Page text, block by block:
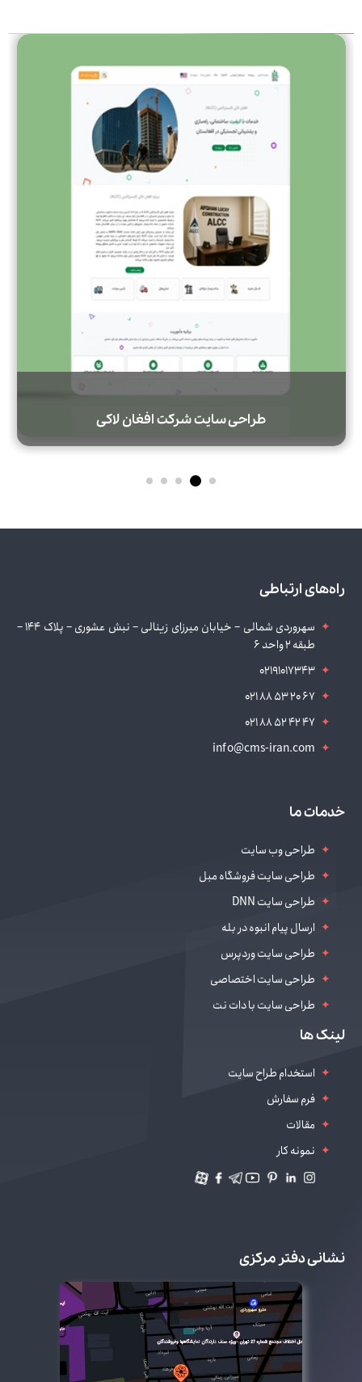
طراحی سایت شرکت افغان لاکی
راه‌های ارتباطی
سهروردی شمالی – خیابان میرزای زینالی – نبش عشوری – پلاک 144 –
طبقه 2 واحد 6
02191017343
021 88 53 20 67
021 88 52 42 47
info@cms-iran.com
خدمات ما
طراحی وب سایت
طراحی سایت فروشگاه مبل
طراحی سایت DNN
ارسال پیام انبوه در بله
طراحی سایت وردپرس
طراحی سایت اختصاصی
طراحی سایت با دات نت
طراحی سایت سالن زیباییلینک ها
استخدام طراح سایت
فرم سفارش
مقالات
نمونه کار
نشانی دفتر مرکزی